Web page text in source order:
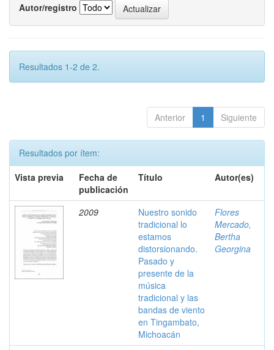
Autor/registro
Resultados 1-2 de 2.
Anterior 1 Siguiente
Resultados por ítem:
Vista previa
Fecha de
publicación
Título Autor(es)
2009
Nuestro sonido
tradicional lo
estamos
distorsionando.
Pasado y
presente de la
música
tradicional y las
bandas de viento
en Tingambato,
Michoacán
Flores
Mercado,
Bertha
Georgina